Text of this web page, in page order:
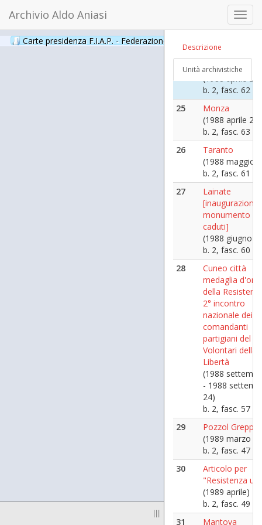
Archivio Aldo Aniasi
Carte presidenza F.I.A.P. - Federazione Italiana Associazioni
|||
Descrizione
Unità archivistiche
Scaletta 25
b. 2, fasc. 36
24
Gorgonzola
(1988 aprile 25)
b. 2, fasc. 62
25
Monza
(1988 aprile 25)
b. 2, fasc. 63
26
Taranto
(1988 maggio
b. 2, fasc. 61
27
Lainate
[inaugurazione
monumento ai
caduti]
(1988 giugno
b. 2, fasc. 60
28
Cuneo città
medaglia d'oro
della
2° incontro
nazionale dei
comandanti
partigiani del
Volontari della
Libertà
(1988
- 1988
24)
b. 2, fasc. 57
29
Pozzol Greppo
(1989 marzo
b. 2, fasc. 47
30
Articolo per
"Resistenza
(1989 aprile)
b. 2, fasc. 49
31
Mantova